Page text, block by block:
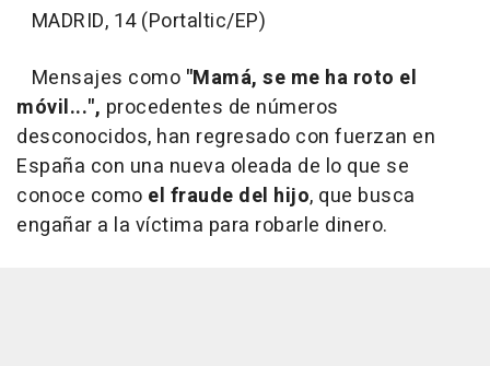
MADRID, 14 (Portaltic/EP)
Mensajes como "Mamá, se me ha roto el
móvil...", procedentes de números
desconocidos, han regresado con fuerzan en
España con una nueva oleada de lo que se
conoce como el fraude del hijo, que busca
engañar a la víctima para robarle dinero.